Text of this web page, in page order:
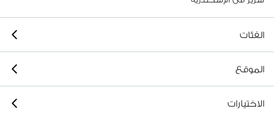
الفئات
الموقع
الاختيارات